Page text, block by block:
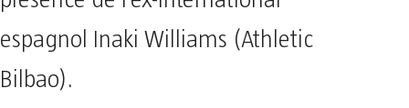
espagnol Inaki Williams (Athletic
Bilbao).